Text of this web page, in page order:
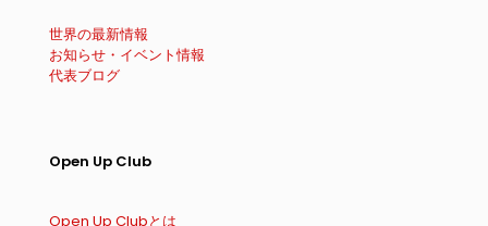
世界の最新情報
お知らせ・イベント情報
代表ブログ
Open Up Club
Open Up Clubとは